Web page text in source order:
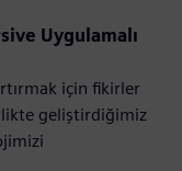
Uygulamalı
için fikirler
geliştirdiğimiz